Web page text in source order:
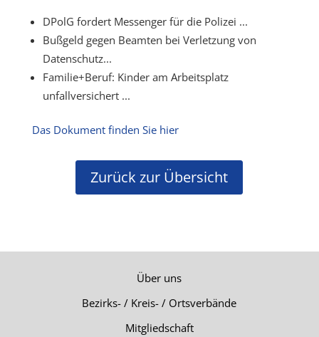
DPolG fordert Messenger für die Polizei ...
Bußgeld gegen Beamten bei Verletzung von
Datenschutz...
Familie+Beruf: Kinder am Arbeitsplatz
unfallversichert ...
Das Dokument finden Sie hier
Zurück zur Übersicht
Über uns
Bezirks- / Kreis- / Ortsverbände
Mitgliedschaft